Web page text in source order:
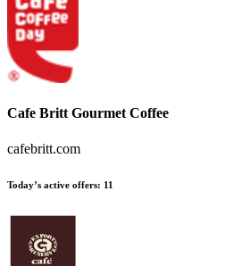
Cafe Britt Gourmet Coffee
cafebritt.com
Today’s active offers: 11